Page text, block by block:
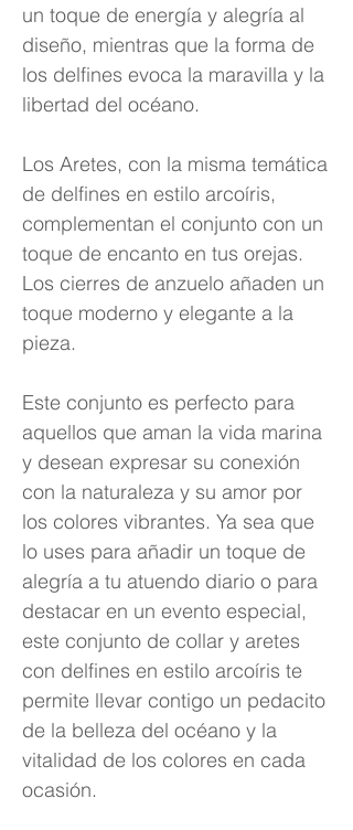
un toque de energía y alegría al
diseño, mientras que la forma de
los delfines evoca la maravilla y la
libertad del océano.
Los Aretes, con la misma temática
de delfines en estilo arcoíris,
complementan el conjunto con un
toque de encanto en tus orejas.
Los cierres de anzuelo añaden un
toque moderno y elegante a la
pieza.
Este conjunto es perfecto para
aquellos que aman la vida marina
y desean expresar su conexión
con la naturaleza y su amor por
los colores vibrantes. Ya sea que
lo uses para añadir un toque de
alegría a tu atuendo diario o para
destacar en un evento especial,
este conjunto de collar y aretes
con delfines en estilo arcoíris te
permite llevar contigo un pedacito
de la belleza del océano y la
vitalidad de los colores en cada
ocasión.